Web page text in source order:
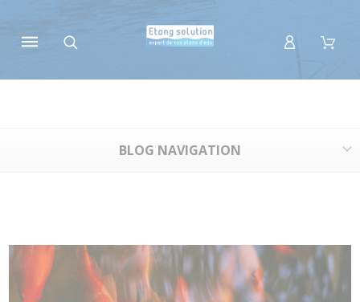
BLOG NAVIGATION